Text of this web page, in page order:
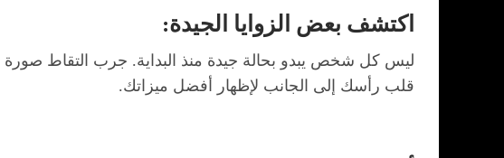
اكتشف بعض الزوايا الجيدة:
ليس كل شخص يبدو بحالة جيدة منذ البداية. جرب التقاط صورة
قلب رأسك إلى الجانب لإظهار أفضل ميزاتك.